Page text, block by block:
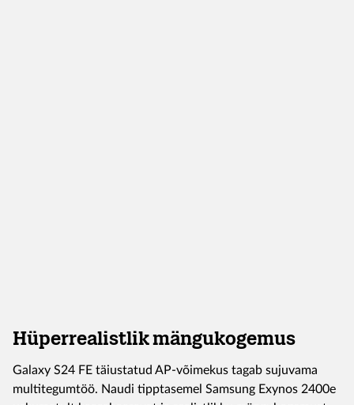
Hüperrealistlik mängukogemus
Galaxy S24 FE täiustatud AP-võimekus tagab sujuvama
multitegumtöö. Naudi tipptasemel Samsung Exynos 2400e